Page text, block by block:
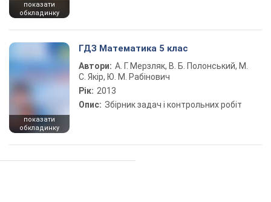
показати
обкладинку
показати
обкладинку
ГДЗ Математика 5 клас
Автори: А. Г. Мерзляк, В. Б. Полонський, М.
С. Якір, Ю. М. Рабінович
Рік: 2013
Опис: Збірник задач і контрольних робіт